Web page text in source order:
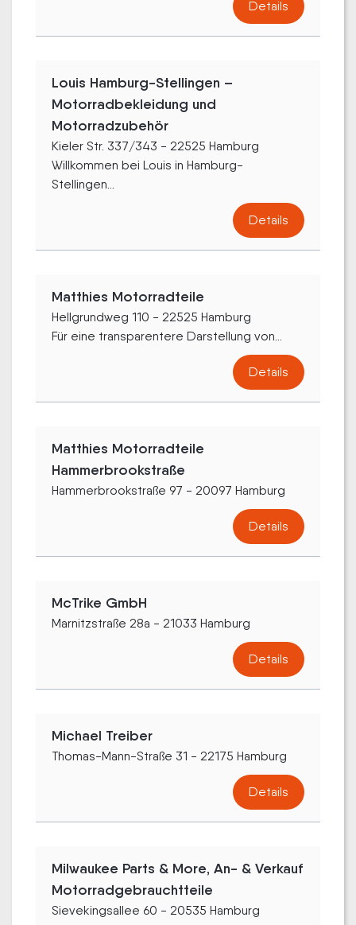
Details
Louis Hamburg-Stellingen –
Motorradbekleidung und
Motorradzubehör
Kieler Str. 337/343 - 22525 Hamburg
Willkommen bei Louis in Hamburg-
Stellingen...
Details
Matthies Motorradteile
Hellgrundweg 110 - 22525 Hamburg
Für eine transparentere Darstellung von...
Details
Matthies Motorradteile
Hammerbrookstraße
Hammerbrookstraße 97 - 20097 Hamburg
Details
McTrike GmbH
Marnitzstraße 28a - 21033 Hamburg
Details
Michael Treiber
Thomas-Mann-Straße 31 - 22175 Hamburg
Details
Milwaukee Parts & More, An- & Verkauf
Motorradgebrauchtteile
Sievekingsallee 60 - 20535 Hamburg